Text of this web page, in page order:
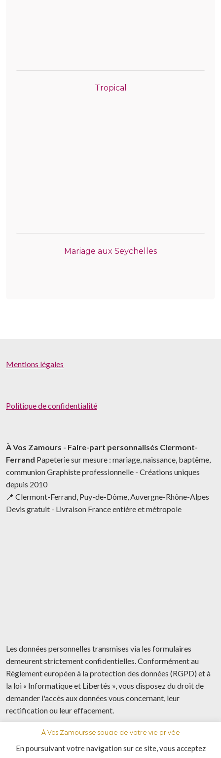
Tropical
Mariage aux Seychelles
Mentions légales
Politique de confidentialité
À Vos Zamours - Faire-part personnalisés Clermont-
Ferrand Papeterie sur mesure : mariage, naissance, baptême,
communion Graphiste professionnelle - Créations uniques
depuis 2010
📍 Clermont-Ferrand, Puy-de-Dôme, Auvergne-Rhône-Alpes
Devis gratuit - Livraison France entière et métropole
Les données personnelles transmises via les formulaires
demeurent strictement confidentielles. Conformément au
Règlement européen à la protection des données (RGPD) et à
la loi « Informatique et Libertés », vous disposez du droit de
demander l'accès aux données vous concernant, leur
rectification ou leur effacement.
© 2020 Avoszamours. Toute reproduction interdite
À Vos Zamours se soucie de votre vie privée
En poursuivant votre navigation sur ce site, vous acceptez